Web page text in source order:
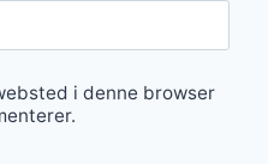
i denne browser